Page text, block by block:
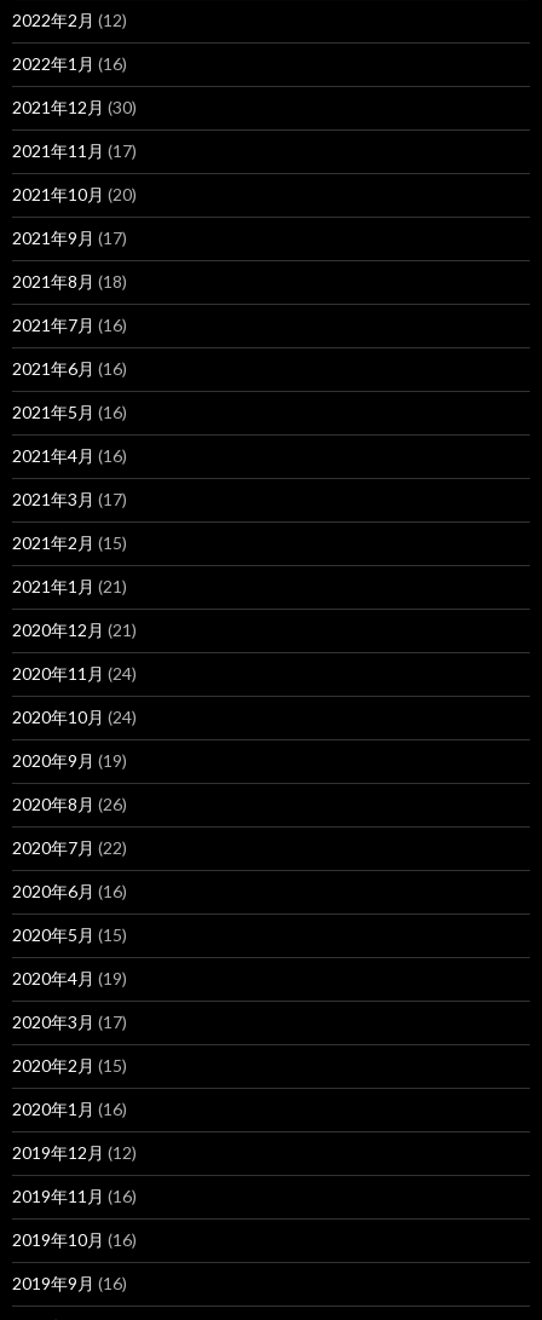
2022年2月 (12)
2022年1月 (16)
2021年12月 (30)
2021年11月 (17)
2021年10月 (20)
2021年9月 (17)
2021年8月 (18)
2021年7月 (16)
2021年6月 (16)
2021年5月 (16)
2021年4月 (16)
2021年3月 (17)
2021年2月 (15)
2021年1月 (21)
2020年12月 (21)
2020年11月 (24)
2020年10月 (24)
2020年9月 (19)
2020年8月 (26)
2020年7月 (22)
2020年6月 (16)
2020年5月 (15)
2020年4月 (19)
2020年3月 (17)
2020年2月 (15)
2020年1月 (16)
2019年12月 (12)
2019年11月 (16)
2019年10月 (16)
2019年9月 (16)